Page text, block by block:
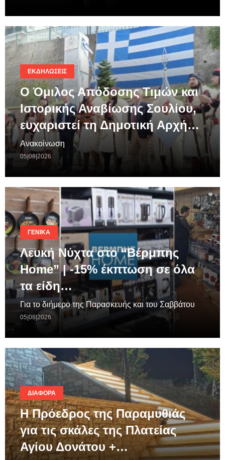
ΕΚΔΗΛΏΣΕΙΣ
Ο Όμιλος Απόδοσης Τιμών και
Ιστορικής Αναβίωσης Σουλίου,
ευχαριστεί τη Δημοτική Αρχή…
Ανακοίνωση
05|08|2026
ΓΕΝΙΚΆ
Λευκή Νύχτα στο “Βέρμπης
Home” | -15% έκπτωση σε όλα
τα είδη…
Για το διήμερο της Παρασκευής και του Σαββάτου
05|08|2026
ΔΙΆΦΟΡΑ
Η Πρόεδρος της Παραμυθιάς
για τις σκάλες της Πλατείας
Αγίου Δονάτου +…